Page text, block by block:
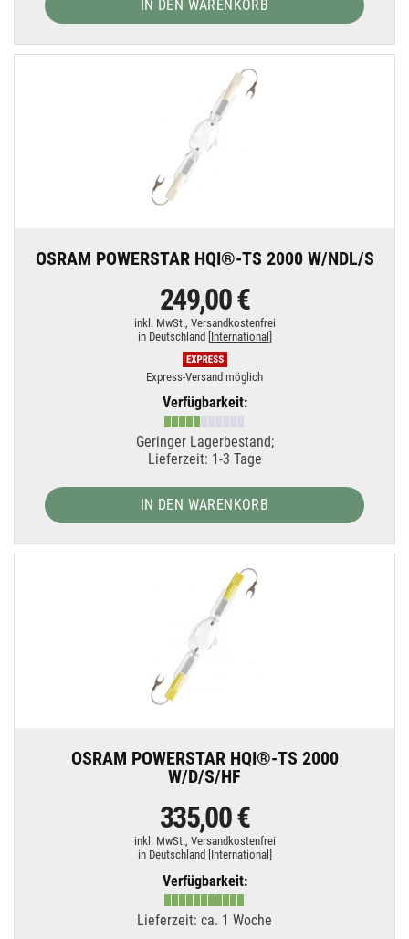
IN DEN WARENKORB
OSRAM POWERSTAR HQI®-TS 2000 W/NDL/S
249,00 €
inkl. MwSt., Versandkostenfrei
in Deutschland [ International
Express-Versand möglich
Verfügbarkeit:
Geringer Lagerbestand;
Lieferzeit: 1-3 Tage
IN DEN WARENKORB
OSRAM POWERSTAR HQI®-TS 2000
W/D/S/HF
335,00 €
inkl. MwSt., Versandkostenfrei
in Deutschland [ International
Verfügbarkeit:
Lieferzeit: ca. 1 Woche